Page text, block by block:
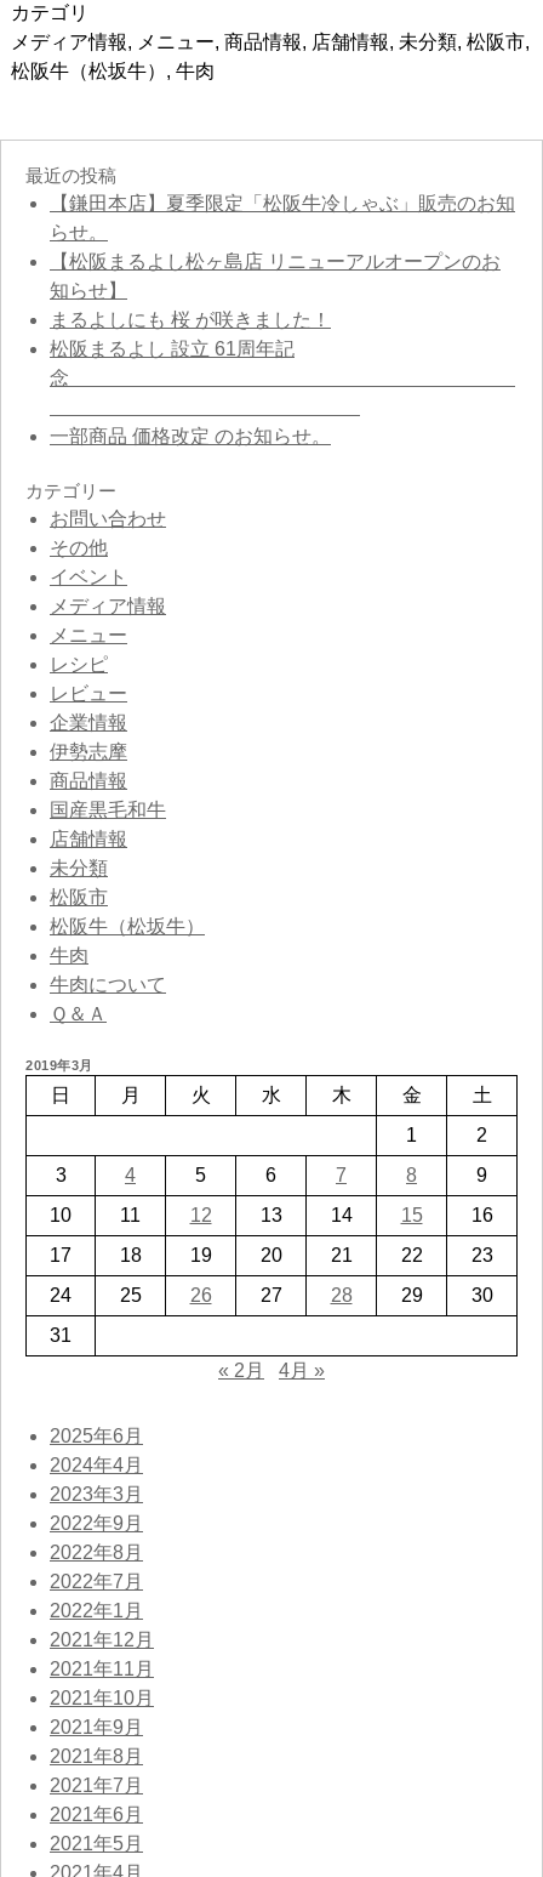
カテゴリ
メディア情報, メニュー, 商品情報, 店舗情報, 未分類, 松阪市,
松阪牛（松坂牛） , 牛肉
最近の投稿
【鎌田本店】夏季限定「松阪牛冷しゃぶ」販売のお知
らせ。
【松阪まるよし松ヶ島店 リニューアルオープンのお
知らせ】
まるよしにも 桜 が咲きました！
松阪まるよし 設立 61周年記
念
一部商品 価格改定 のお知らせ。
カテゴリー
お問い合わせ
その他
イベント
メディア情報
メニュー
レシピ
レビュー
企業情報
伊勢志摩
商品情報
国産黒毛和牛
店舗情報
未分類
松阪市
松阪牛（松坂牛）
牛肉
牛肉について
Ｑ＆Ａ
2019年3月
日 月 火 水 木 金
土
1
2
3
4 5 6 7 8
9
10
11 12 13 14 15
16
17
18 19 20 21 22
23
24
25 26 27 28 29
30
31
« 2月
4月 »
2025年6月
2024年4月
2023年3月
2022年9月
2022年8月
2022年7月
2022年1月
2021年12月
2021年11月
2021年10月
2021年9月
2021年8月
2021年7月
2021年6月
2021年5月